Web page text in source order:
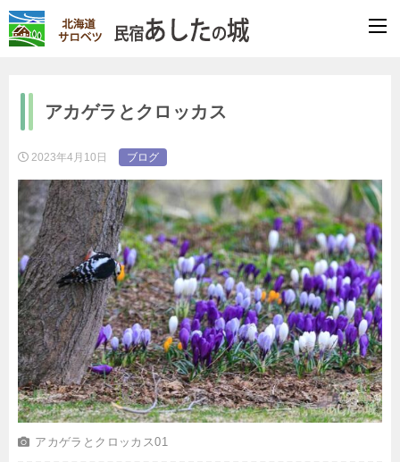
アカゲラとクロッカス
2023年4月10日 ブログ
アカゲラとクロッカス01